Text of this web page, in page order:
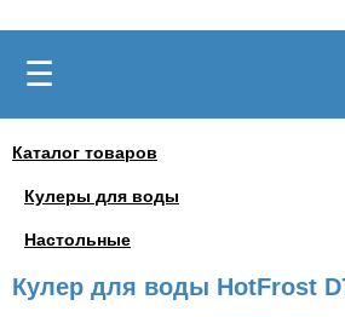
☰
Каталог товаров
Кулеры для воды
Настольные
Кулер для воды HotFrost